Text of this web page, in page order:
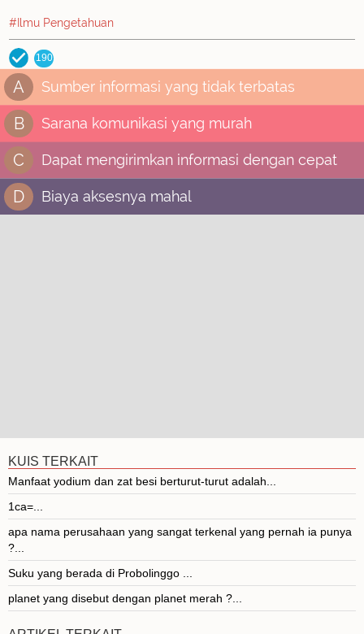
#Ilmu Pengetahuan
190
A Sumber informasi yang tidak terbatas
B Sarana komunikasi yang murah
C Dapat mengirimkan informasi dengan cepat
D Biaya aksesnya mahal
KUIS TERKAIT
Manfaat yodium dan zat besi berturut-turut adalah...
1ca=...
apa nama perusahaan yang sangat terkenal yang pernah ia punya
?...
Suku yang berada di Probolinggo ...
planet yang disebut dengan planet merah ?...